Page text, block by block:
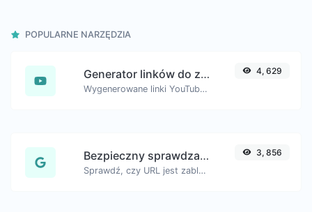
POPULARNE NARZĘDZIA
Generator linków do znaczników czasu YouTube
Wygenerowane linki YouTube ze zdefiniowanym znacznikiem czasu, pomocne dla użytkowników urządzeń mobilnych.
4, 629
Bezpieczny sprawdzacz URL
Sprawdź, czy URL jest zablokowany i oznaczony przez Google jako bezpieczny/niebezpieczny.
3, 856